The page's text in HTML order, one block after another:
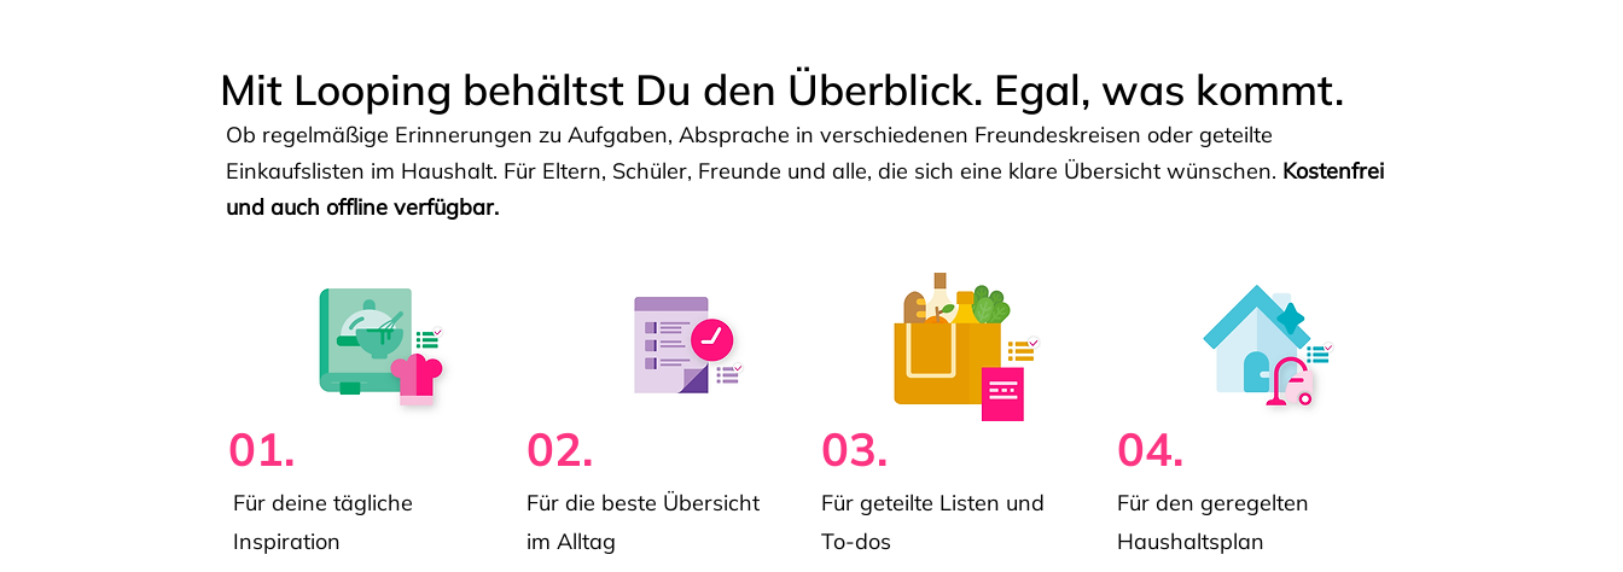
Mit Looping behältst Du den Überblick. Egal, was kommt.
Ob regelmäßige Erinnerungen zu Aufgaben, Absprache in verschiedenen Freundeskreisen oder geteilte
Einkaufslisten im Haushalt. Für Eltern, Schüler, Freunde und alle, die sich eine klare Übersicht wünschen. Kostenfrei
und auch offline verfügbar.
01.
Für deine tägliche
Inspiration
02.
Für die beste Übersicht
im Alltag
03.
Für geteilte Listen und
To-dos
04.
Für den geregelten
Haushaltsplan